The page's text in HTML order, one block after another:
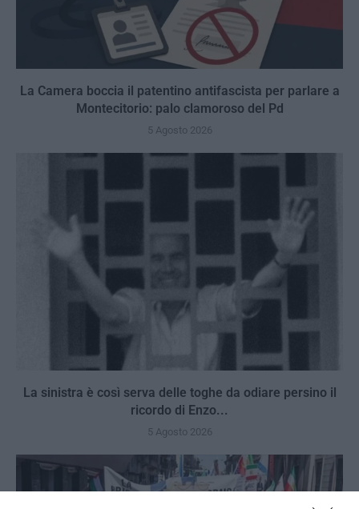
La Camera boccia il patentino antifascista per parlare a
Montecitorio: palo clamoroso del Pd
5 Agosto 2026
La sinistra è così serva delle toghe da odiare persino il
ricordo di Enzo...
5 Agosto 2026